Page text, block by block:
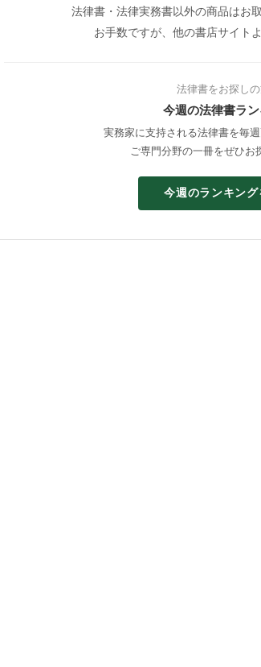
法律書・法律実務書以外の商品はお
お手数ですが、他の書店サイト
法律書をお探し
今週の法律書ラ
実務家に支持される法律書を毎週
ご専門分野の一冊をぜひお
今週のランキング